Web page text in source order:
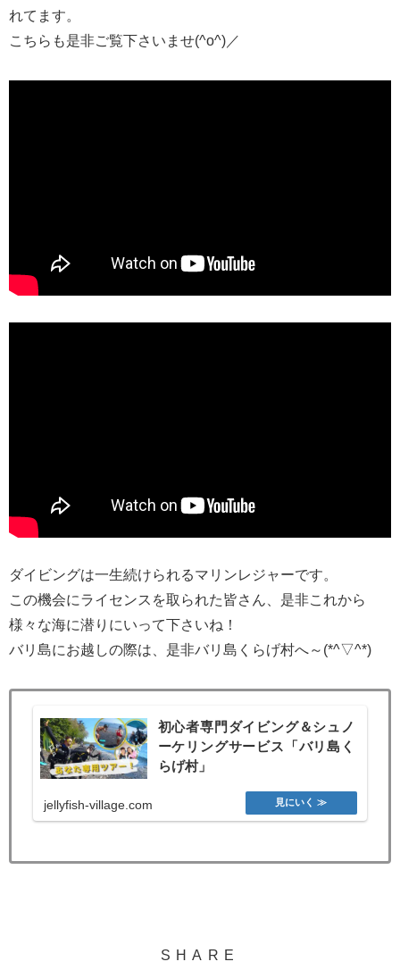
れてます。
こちらも是非ご覧下さいませ(^o^)／
ダイビングは一生続けられるマリンレジャーです。
この機会にライセンスを取られた皆さん、是非これから
様々な海に潜りにいって下さいね！
バリ島にお越しの際は、是非バリ島くらげ村へ～(*^▽^*)
初心者専門ダイビング＆シュノ
ーケリングサービス「バリ島く
らげ村」
jellyfish-village.com